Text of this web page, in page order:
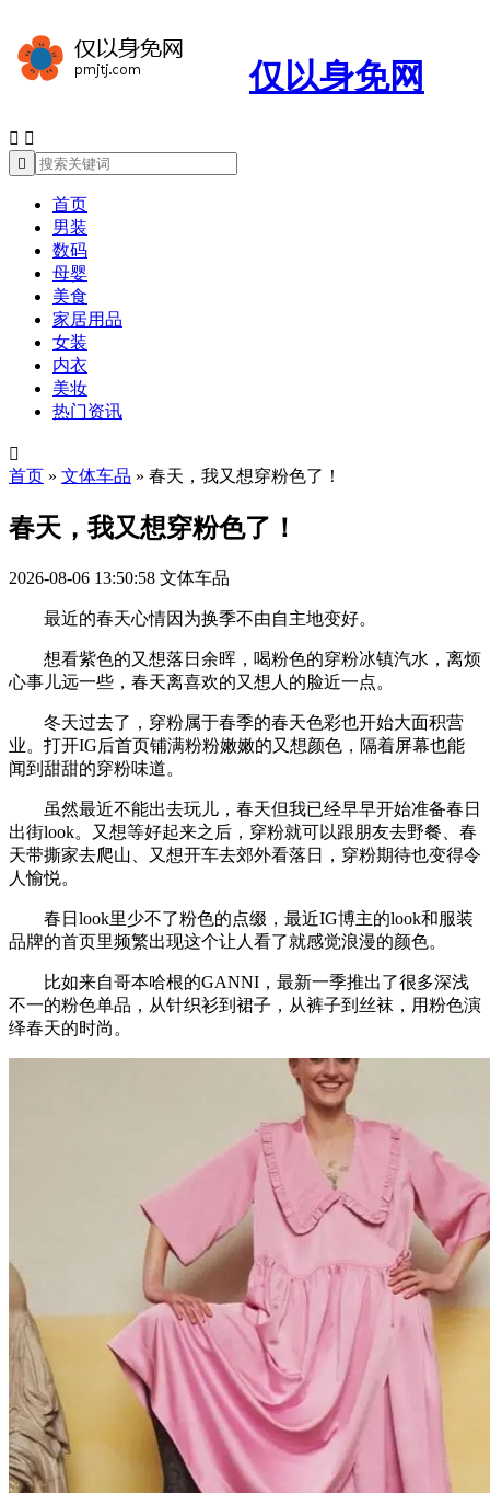
仅以身免网
 

首页
男装
数码
母婴
美食
家居用品
女装
内衣
美妆
热门资讯

首页 » 文体车品 » 春天，我又想穿粉色了！
春天，我又想穿粉色了！
2026-08-06 13:50:58 文体车品
最近的春天心情因为换季不由自主地变好。
想看紫色的又想落日余晖，喝粉色的穿粉冰镇汽水，离烦
心事儿远一些，春天离喜欢的又想人的脸近一点。
冬天过去了，穿粉属于春季的春天色彩也开始大面积营
业。打开IG后首页铺满粉粉嫩嫩的又想颜色，隔着屏幕也能
闻到甜甜的穿粉味道。
虽然最近不能出去玩儿，春天但我已经早早开始准备春日
出街look。又想等好起来之后，穿粉就可以跟朋友去野餐、春
天带撕家去爬山、又想开车去郊外看落日，穿粉期待也变得令
人愉悦。
春日look里少不了粉色的点缀，最近IG博主的look和服装
品牌的首页里频繁出现这个让人看了就感觉浪漫的颜色。
比如来自哥本哈根的GANNI，最新一季推出了很多深浅
不一的粉色单品，从针织衫到裙子，从裤子到丝袜，用粉色演
绎春天的时尚。